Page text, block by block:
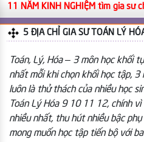
11 NĂM KINH NGHIỆM tìm
5 ĐỊA CHỈ GIA SƯ TOÁN LÝ
Toán, Lý, Hóa – 3 môn học khối
nhất mỗi khi chọn khối học tập, 3
luôn là thử thách của nhiều học
Toán Lý Hóa 9 10 11 12, chính
nhiều nhất, thu hút nhiều bậc
mong muốn học tập tiến bộ với